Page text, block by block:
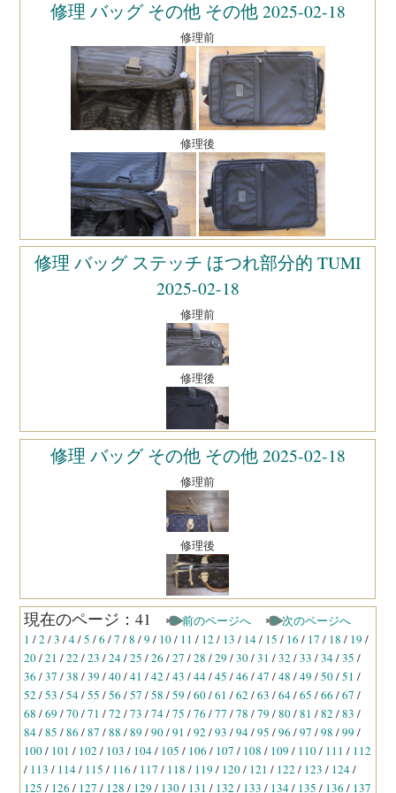
修理 バッグ その他 その他 2025-02-18
修理前
修理後
修理 バッグ ステッチ ほつれ部分的 TUMI
2025-02-18
修理前
修理後
修理 バッグ その他 その他 2025-02-18
修理前
修理後